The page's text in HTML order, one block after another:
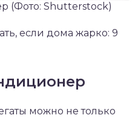
(Фото: Shutterstock)
если дома жарко: 9
можно не только